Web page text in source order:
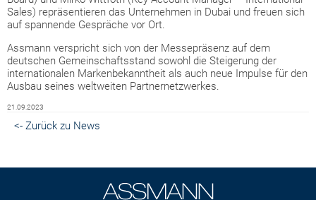
Sales) repräsentieren das Unternehmen in Dubai und freuen sich
auf spannende Gespräche vor Ort.
Assmann verspricht sich von der Messepräsenz auf dem
deutschen Gemeinschaftsstand sowohl die Steigerung der
internationalen Markenbekanntheit als auch neue Impulse für den
Ausbau seines weltweiten Partnernetzwerkes.
21.09.2023
<- Zurück zu News